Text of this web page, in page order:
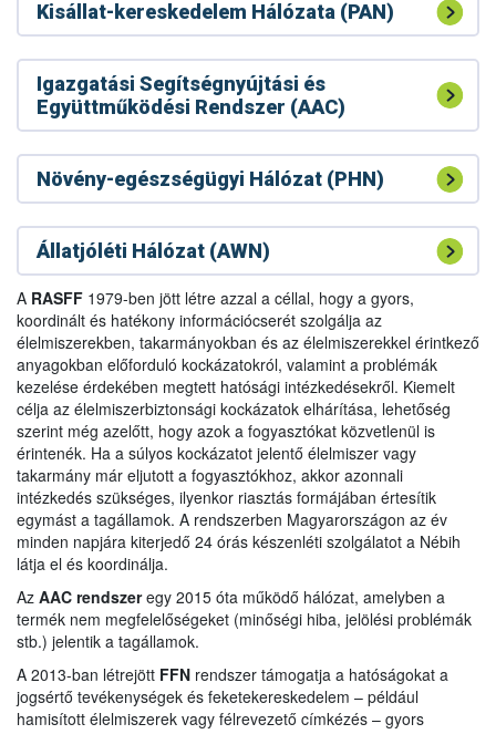
Kisállat-kereskedelem Hálózata (PAN)
Igazgatási Segítségnyújtási és
Együttműködési Rendszer (AAC)
Növény-egészségügyi Hálózat (PHN)
Állatjóléti Hálózat (AWN)
A RASFF 1979-ben jött létre azzal a céllal, hogy a gyors,
koordinált és hatékony információcserét szolgálja az
élelmiszerekben, takarmányokban és az élelmiszerekkel érintkező
anyagokban előforduló kockázatokról, valamint a problémák
kezelése érdekében megtett hatósági intézkedésekről. Kiemelt
célja az élelmiszerbiztonsági kockázatok elhárítása, lehetőség
szerint még azelőtt, hogy azok a fogyasztókat közvetlenül is
érintenék. Ha a súlyos kockázatot jelentő élelmiszer vagy
takarmány már eljutott a fogyasztókhoz, akkor azonnali
intézkedés szükséges, ilyenkor riasztás formájában értesítik
egymást a tagállamok. A rendszerben Magyarországon az év
minden napjára kiterjedő 24 órás készenléti szolgálatot a Nébih
látja el és koordinálja.
Az AAC rendszeregy 2015 óta működő hálózat, amelyben a
termék nem megfelelőségeket (minőségi hiba, jelölési problémák
stb.) jelentik a tagállamok.
A 2013-ban létrejött FFN rendszer támogatja a hatóságokat a
jogsértő tevékenységek és feketekereskedelem – például
hamisított élelmiszerek vagy félrevezető címkézés – gyors